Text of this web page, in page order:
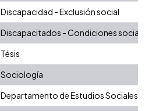
Discapacidad - Exclusión social
Discapacitados - Condiciones
Tésis
Sociología
Departamento de Estudios Sociales